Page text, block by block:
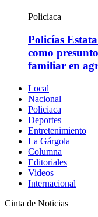
Policiaca
Policías
como
familiar en
Local
Nacional
Policiaca
Deportes
Entretenimiento
La Gárgola
Columna
Editoriales
Videos
Internacional
Cinta de Noticias